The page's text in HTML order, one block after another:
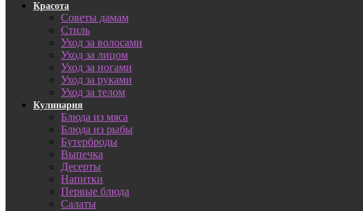
Красота
Советы дамам
Стиль
Уход за волосами
Уход за лицом
Уход за ногами
Уход за руками
Уход за телом
Кулинария
Блюда из мяса
Блюда из рыбы
Бутерброды
Выпечка
Десерты
Напитки
Первые блюда
Салаты